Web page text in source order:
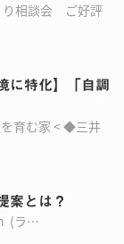
り相談会 ご好評
特化】「自調
育む家 < ◆三井
案とは？
(ラ…